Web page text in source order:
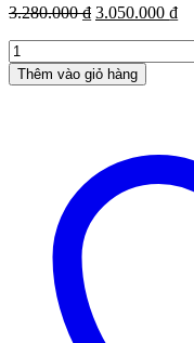
3.280.000₫ Giá
3.280.000 ₫.
3.050.000 ₫Giá
Nước
hoa
nữ
Thêm vào giỏ hàng